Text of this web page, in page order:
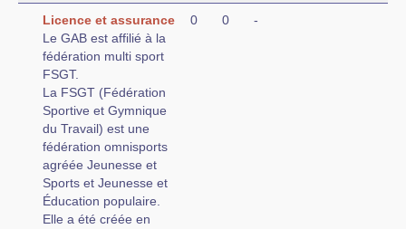
Licence et assurance
Le GAB est affilié à la
fédération multi sport
FSGT.
La FSGT (Fédération
Sportive et Gymnique
du Travail) est une
fédération omnisports
agréée Jeunesse et
Sports et Jeunesse et
Éducation populaire.
Elle a été créée en
0 0 -